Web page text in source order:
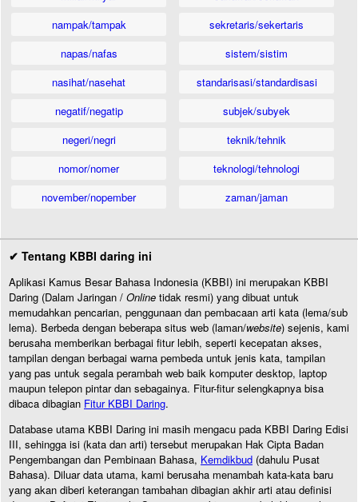
nampak/tampak
napas/nafas
nasihat/nasehat
negatif/negatip
negeri/negri
nomor/nomer
november/nopember
sekretaris/sekertaris
sistem/sistim
standarisasi/standardisasi
subjek/subyek
teknik/tehnik
teknologi/tehnologi
zaman/jaman
✔ Tentang KBBI daring ini
Aplikasi Kamus Besar Bahasa Indonesia (KBBI) ini merupakan KBBI
Daring (Dalam Jaringan / Online tidak resmi) yang dibuat untuk
memudahkan pencarian, penggunaan dan pembacaan arti kata (lema/sub
lema). Berbeda dengan beberapa situs web (laman/website) sejenis, kami
berusaha memberikan berbagai fitur lebih, seperti kecepatan akses,
tampilan dengan berbagai warna pembeda untuk jenis kata, tampilan
yang pas untuk segala perambah web baik komputer desktop, laptop
maupun telepon pintar dan sebagainya. Fitur-fitur selengkapnya bisa
dibaca dibagian Fitur KBBI Daring.
Database utama KBBI Daring ini masih mengacu pada KBBI Daring Edisi
III, sehingga isi (kata dan arti) tersebut merupakan Hak Cipta Badan
Pengembangan dan Pembinaan Bahasa, Kemdikbud (dahulu Pusat
Bahasa). Diluar data utama, kami berusaha menambah kata-kata baru
yang akan diberi keterangan tambahan dibagian akhir arti atau definisi